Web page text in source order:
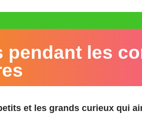
pendant les
et les grands curieux qui